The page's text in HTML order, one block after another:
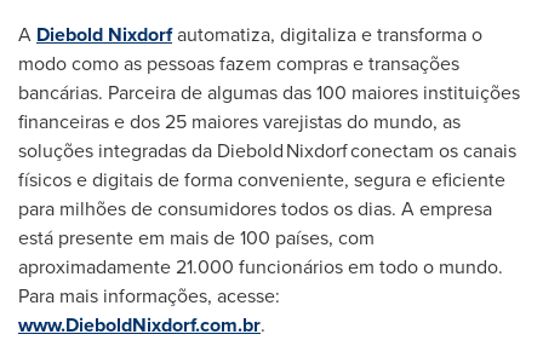
A Diebold Nixdorfautomatiza, digitaliza e transforma o
modo como as pessoas fazem compras e transações
bancárias. Parceira de algumas das 100 maiores instituições
financeiras e dos 25 maiores varejistas do mundo, as
soluções integradas da Diebold Nixdorf conectam os canais
físicos e digitais de forma conveniente, segura e eficiente
para milhões de consumidores todos os dias. A empresa
está presente em mais de 100 países, com
aproximadamente 21.000 funcionários em todo o mundo.
Para mais informações, acesse:
www.DieboldNixdorf.com.br.